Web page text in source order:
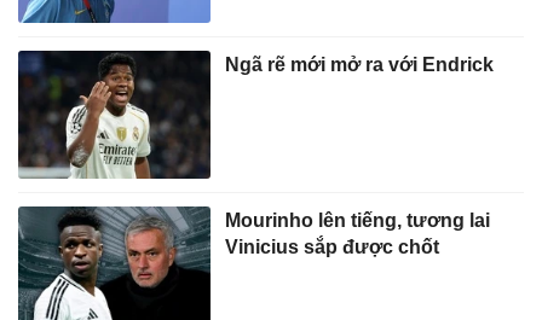
Ngã rẽ mới mở ra với Endrick
Mourinho lên tiếng, tương lai
Vinicius sắp được chốt